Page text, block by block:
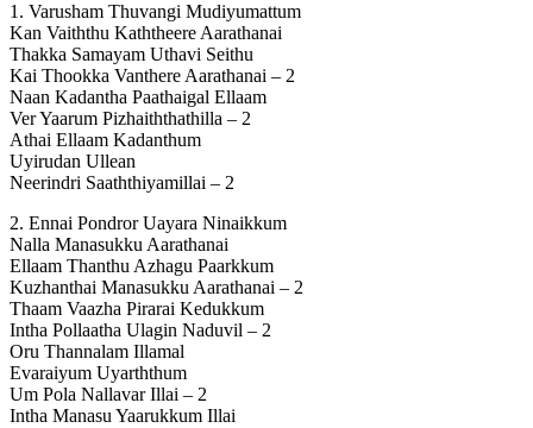
1. Varusham Thuvangi Mudiyumattum
Kan Vaiththu Kaththeere Aarathanai
Thakka Samayam Uthavi Seithu
Kai Thookka Vanthere Aarathanai – 2
Naan Kadantha Paathaigal Ellaam
Ver Yaarum Pizhaiththathilla – 2
Athai Ellaam Kadanthum
Uyirudan Ullean
Neerindri Saaththiyamillai – 2
2. Ennai Pondror Uayara Ninaikkum
Nalla Manasukku Aarathanai
Ellaam Thanthu Azhagu Paarkkum
Kuzhanthai Manasukku Aarathanai – 2
Thaam Vaazha Pirarai Kedukkum
Intha Pollaatha Ulagin Naduvil – 2
Oru Thannalam Illamal
Evaraiyum Uyarththum
Um Pola Nallavar Illai – 2
Intha Manasu Yaarukkum Illai